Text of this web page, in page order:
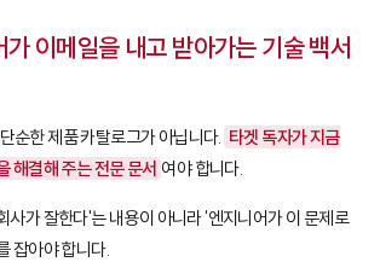
이메일을 내고 받아가는 기술 백서
한 제품 카탈로그가 아닙니다. 타겟 독자가 지금
해결해 주는 전문 문서 여야 합니다.
사가 잘한다'는 내용이 아니라 '엔지니어가 이 문제로
잡아야 합니다.